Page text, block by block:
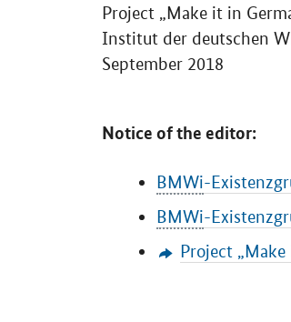
Project „Make it in
Institut der deutschen
September 2018
Notice of the editor:
BMWi-
BMWi-
Project